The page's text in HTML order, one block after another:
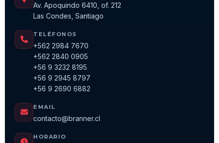
Av. Apoquindo 6410, of. 212
Las Condes, Santiago
TELÉFONOS
+562 2984 7670
+562 2840 0905
+56 9 3232 8195
+56 9 2945 8797
+56 9 2690 6882
EMAIL
contacto@branner.cl
HORARIO